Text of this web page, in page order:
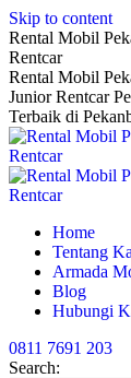
Skip to content
Rental Mobil
Rentcar
Rental Mobil
Junior Rentcar
Terbaik di
Home
Tentang
Armada
Blog
Hubungi
0811 7691 203
Search: